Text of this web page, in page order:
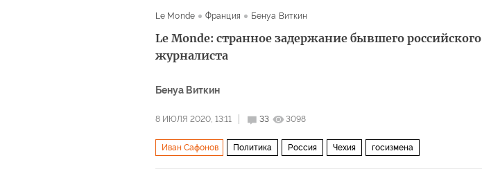
Le Monde Франция Бенуа Виткин
Le Monde: странное задержание бывшего российского
журналиста
Бенуа Виткин
8 ИЮЛЯ 2020, 13:11 33 3098
Иван Сафонов Политика Россия Чехия госизмена